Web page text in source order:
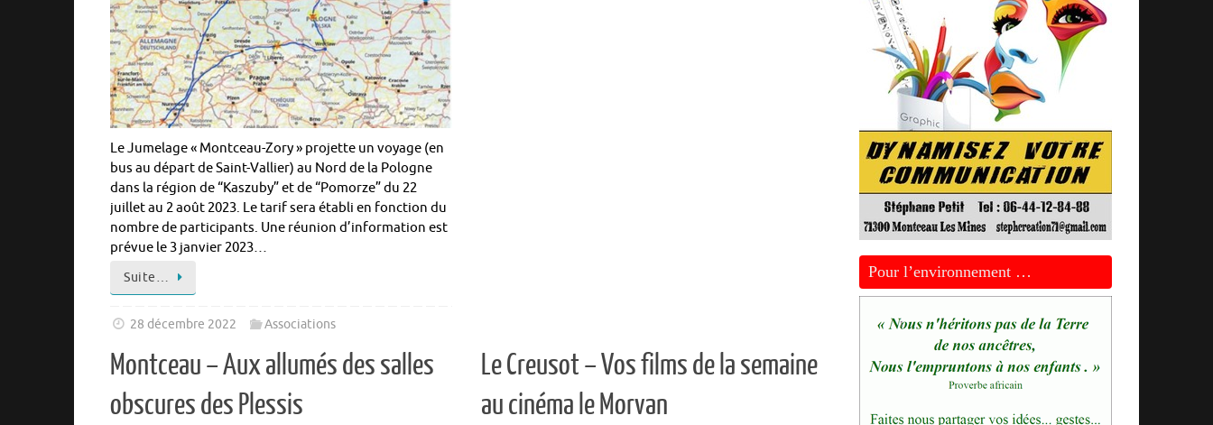
Le Jumelage « Montceau-Zory » projette un voyage (en
bus au départ de Saint-Vallier) au Nord de la Pologne
dans la région de “Kaszuby” et de “Pomorze” du 22
juillet au 2 août 2023. Le tarif sera établi en fonction du
nombre de participants. Une réunion d’information est
prévue le 3 janvier 2023…
Suite…
28 décembre 2022 Associations
Montceau – Aux allumés des salles
obscures des Plessis
Le Creusot – Vos films de la semaine
au cinéma le Morvan
Pour l’environnement …